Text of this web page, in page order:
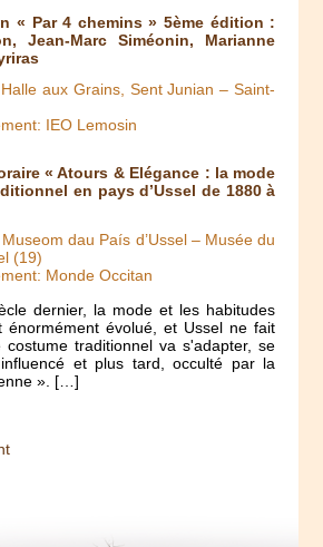
« Par 4 chemins » 5ème édition :
Jean-Marc Siméonin, Marianne
aux Grains, Sent Junian – Saint-
IEO Lemosin
« Atours & Elégance : la mode
en pays d’Ussel de 1880 à
Museom dau País d’Ussel – Musée du
(19)
Monde Occitan
dernier, la mode et les habitudes
énormément évolué, et Ussel ne fait
costume traditionnel va s'adapter, se
et plus tard, occulté par la
». […]